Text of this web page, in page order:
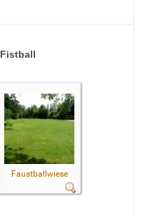
Fistball
Faustballwiese